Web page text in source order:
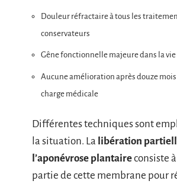
Douleur réfractaire à tous les
conservateurs
Gêne fonctionnelle majeure dans la
Aucune amélioration après douze mois
charge médicale
Différentes techniques sont
la situation. La libération
l’aponévrose plantaireconsiste
partie de cette membrane pour